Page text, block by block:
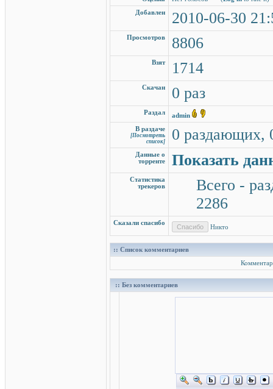
Добавлен
2010-06-30
Просмотров 8806
Взят 1714
Скачан 0 раз
Раздал
admin
В раздаче
[Посмотреть
список]
0 раздающих,
Данные о
торренте
Показать
Статистика
трекеров
Всего -
2286
Сказали спасибо
Никто
:: Список комментариев
:: Без комментариев